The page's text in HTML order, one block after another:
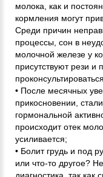
молока, как и
кормления могут
Среди причин
процессы, сон в
молочной железе у
присутствуют рези и
• После месячных
прикосновении,
гормональной
происходит отек
усиливается;
• Болит грудь и под
или что-то другое?